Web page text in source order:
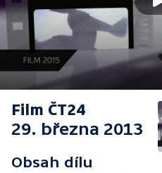
Film ČT24
29. března 2013
Obsah dílu